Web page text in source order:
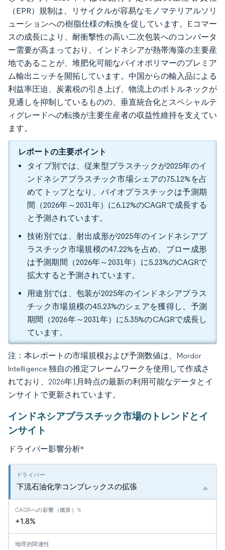
（EPR）規制は、リサイクルが容易なモノマテリアルソリ
ューションへの樹脂仕様の転換を促しています。Eコマー
スの成長により、耐衝撃性の高い二次包装へのコンバータ
ー需要が高まっており、インドネシアが熱帯海藻の主要産
地であることが、堆肥化可能なバイオポリマーのプレミア
ム輸出ニッチを開拓しています。中国からの輸入品による
利益率圧迫、炭素税の引き上げ、物流上のボトルネックが
見通しを抑制しているものの、垂直統合化とスペシャルテ
ィグレードへの転換が主要生産者の収益性維持を支えてい
ます。
レポートの主要ポイント
タイプ別では、従来型プラスチックが2025年のイ
ンドネシアプラスチック市場シェアの75.12%を占
めてトップとなり、バイオプラスチックは予測期
間（2026年～2031年）に6.12%のCAGRで成長する
と予測されています。
技術別では、射出成形が2025年のインドネシアプ
ラスチック市場規模の47.22%を占め、ブロー成形
は予測期間（2026年～2031年）に5.23%のCAGRで
拡大すると予測されています。
用途別では、包装が2025年のインドネシアプラス
チック市場規模の45.23%のシェアを獲得し、予測
期間（2026年～2031年）に5.35%のCAGRで成長し
ています。
注：本レポートの市場規模および予測数値は、Mordor
Intelligence 独自の推定フレームワークを使用して作成さ
れており、2026年1月時点の最新の利用可能なデータとイ
ンサイトで更新されています。
インドネシアプラスチック市場のトレンドとイ
ンサイト
ドライバー影響分析*
下流石油化学コンプレックスの拡張
+1.8%